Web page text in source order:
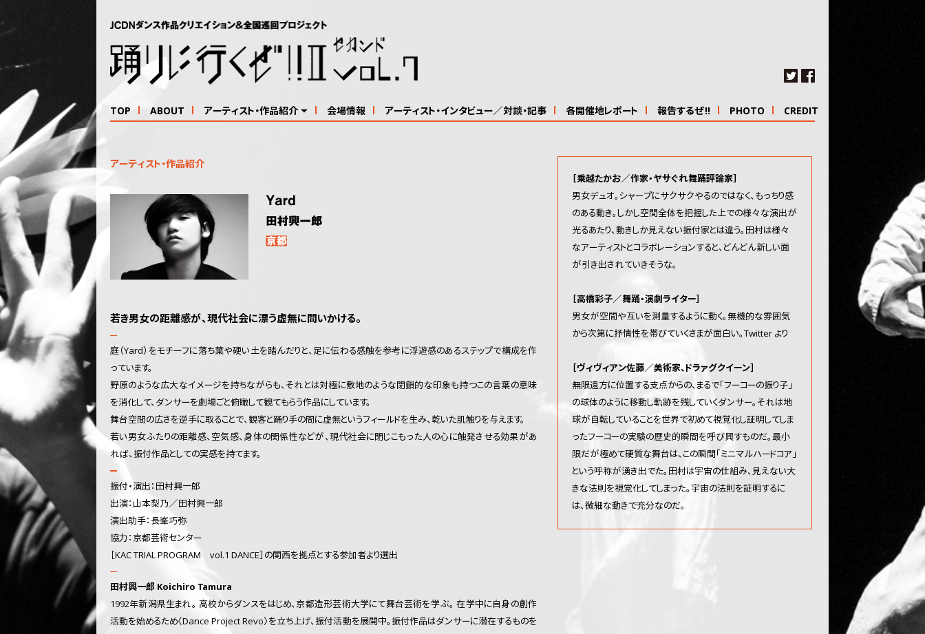
TOP ABOUT アーティスト・作品紹介 会場情報 アーティスト・インタビュー／対談・記事 各開催地レポート 報告するぜ!! PHOTO CREDIT
アーティスト・作品紹介
若き男女の距離感が、現代社会に漂う虚無に問いかける。
庭（Yard）をモチーフに落ち葉や硬い土を踏んだりと、足に伝わる感触を参考に浮遊感のあるステップで構成を作
っています。
野原のような広大なイメージを持ちながらも、それとは対極に敷地のような閉鎖的な印象も持つこの言葉の意味
を消化して、ダンサーを劇場ごと俯瞰して観てもらう作品にしています。
舞台空間の広さを逆手に取ることで、観客と踊り手の間に虚無というフィールドを生み、乾いた肌触りを与えます。
若い男女ふたりの距離感、空気感、身体の関係性などが、現代社会に閉じこもった人の心に触発させる効果があ
れば、振付作品としての実感を持てます。
振付・演出：田村興一郎
出演：山本梨乃／田村興一郎
演出助手：長峯巧弥
協力：京都芸術センター
［KAC TRIAL PROGRAM vol.1 DANCE］の関西を拠点とする参加者より選出
田村興一郎 Koichiro Tamura
1992年新潟県生まれ。 高校からダンスをはじめ、京都造形芸術大学にて舞台芸術を学ぶ。 在学中に自身の創作
活動を始めるため〈Dance Project Revo〉を立ち上げ、振付活動を展開中。振付作品はダンサーに潜在するものを
［乗越たかお／作家・ヤサぐれ舞踊評論家］
男女デュオ。シャープにサクサクやるのではなく、もっちり感
のある動き。しかし空間全体を把握した上での様々な演出が
光るあたり、動きしか見えない振付家とは違う。田村は様々
なアーティストとコラボレーションすると、どんどん新しい面
が引き出されていきそうな。
［高橋彩子／舞踊・演劇ライター］
男女が空間や互いを測量するように動く。無機的な雰囲気
から次第に抒情性を帯びていくさまが面白い。Twitter より
［ヴィヴィアン佐藤／美術家、ドラァグクイーン］
無限遠方に位置する支点からの、まるで「フーコーの振り子」
の球体のように移動し軌跡を残していくダンサー。それは地
球が自転していることを世界で初めて視覚化し証明してしま
ったフーコーの実験の歴史的瞬間を呼び興すものだ。最小
限だが極めて硬質な舞台は、この瞬間「ミニマルハードコア」
という呼称が湧き出でた。田村は宇宙の仕組み、見えない大
きな法則を視覚化してしまった。宇宙の法則を証明するに
は、微細な動きで充分なのだ。